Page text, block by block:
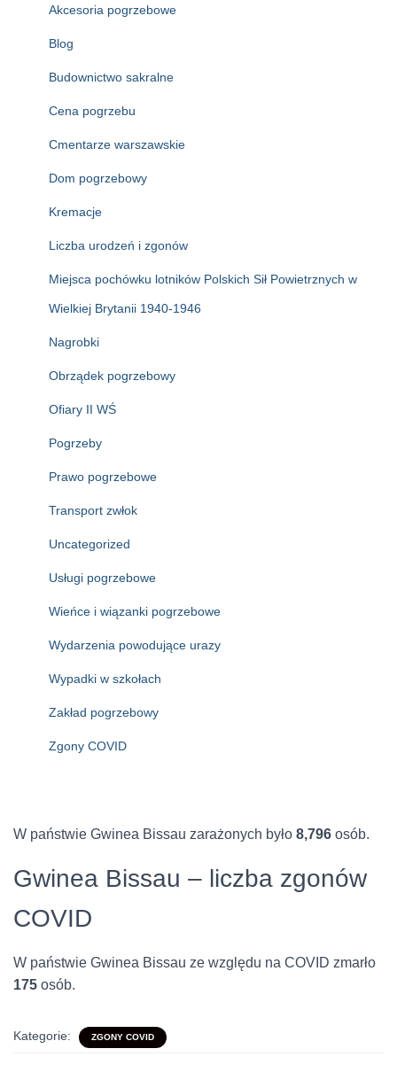
Akcesoria pogrzebowe
Blog
Budownictwo sakralne
Cena pogrzebu
Cmentarze warszawskie
Dom pogrzebowy
Kremacje
Liczba urodzeń i zgonów
Miejsca pochówku lotników Polskich Sił Powietrznych w
Wielkiej Brytanii 1940-1946
Nagrobki
Obrządek pogrzebowy
Ofiary II WŚ
Pogrzeby
Prawo pogrzebowe
Transport zwłok
Uncategorized
Usługi pogrzebowe
Wieńce i wiązanki pogrzebowe
Wydarzenia powodujące urazy
Wypadki w szkołach
Zakład pogrzebowy
Zgony COVID
W państwie Gwinea Bissau zarażonych było 8,796 osób.
Gwinea Bissau – liczba zgonów
COVID
W państwie Gwinea Bissau ze względu na COVID zmarło
175 osób.
Kategorie: ZGONY COVID